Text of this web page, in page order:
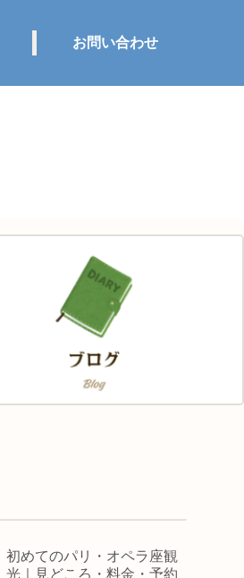
お問い合わせ
初めてのパリ・オペラ座観
光｜見どころ・料金・予約